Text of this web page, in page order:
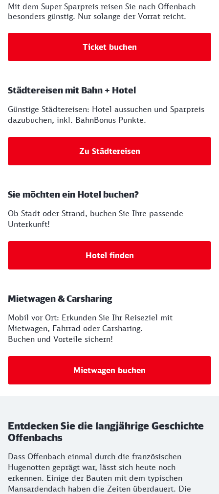
Mit dem Super Sparpreis reisen Sie nach Offenbach
besonders günstig. Nur solange der Vorrat reicht.
Ticket buchen
Städtereisen mit Bahn + Hotel
Günstige Städtereisen: Hotel aussuchen und Sparpreis
dazubuchen, inkl. BahnBonus Punkte.
Zu Städtereisen
Sie möchten ein Hotel buchen?
Ob Stadt oder Strand, buchen Sie Ihre passende
Unterkunft!
Hotel finden
Mietwagen & Carsharing
Mobil vor Ort: Erkunden Sie Ihr Reiseziel mit
Mietwagen, Fahrrad oder Carsharing.
Buchen und Vorteile sichern!
Mietwagen buchen
Entdecken Sie die langjährige Geschichte
Offenbachs
Dass Offenbach einmal durch die französischen
Hugenotten geprägt war, lässt sich heute noch
erkennen. Einige der Bauten mit dem typischen
Mansardendach haben die Zeiten überdauert. Die